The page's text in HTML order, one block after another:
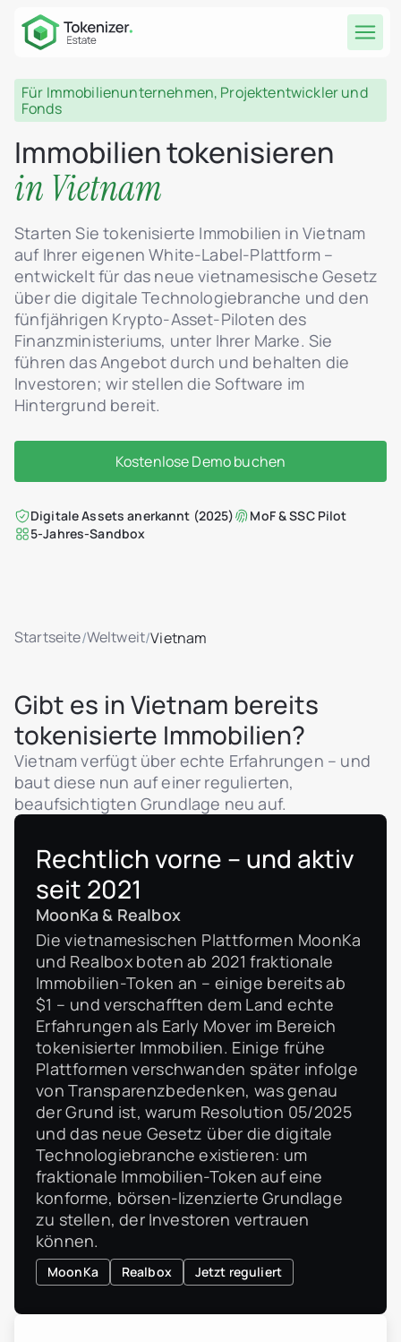
Für Immobilienunternehmen, Projektentwickler und
Fonds
Immobilien tokenisieren
in Vietnam
Starten Sie tokenisierte Immobilien in Vietnam
auf Ihrer eigenen White-Label-Plattform –
entwickelt für das neue vietnamesische Gesetz
über die digitale Technologiebranche und den
fünfjährigen Krypto-Asset-Piloten des
Finanzministeriums, unter Ihrer Marke. Sie
führen das Angebot durch und behalten die
Investoren; wir stellen die Software im
Hintergrund bereit.
Kostenlose Demo buchen
Digitale Assets anerkannt (2025)
MoF & SSC Pilot
5-Jahres-Sandbox
Startseite/Weltweit/Vietnam
Gibt es in Vietnam bereits
tokenisierte Immobilien?
Vietnam verfügt über echte Erfahrungen – und
baut diese nun auf einer regulierten,
beaufsichtigten Grundlage neu auf.
Rechtlich vorne – und aktiv
seit 2021
MoonKa & Realbox
Die vietnamesischen Plattformen MoonKa
und Realbox boten ab 2021 fraktionale
Immobilien-Token an – einige bereits ab
$1 – und verschafften dem Land echte
Erfahrungen als Early Mover im Bereich
tokenisierter Immobilien. Einige frühe
Plattformen verschwanden später infolge
von Transparenzbedenken, was genau
der Grund ist, warum Resolution 05/2025
und das neue Gesetz über die digitale
Technologiebranche existieren: um
fraktionale Immobilien-Token auf eine
konforme, börsen-lizenzierte Grundlage
zu stellen, der Investoren vertrauen
können.
MoonKa Realbox Jetzt reguliert